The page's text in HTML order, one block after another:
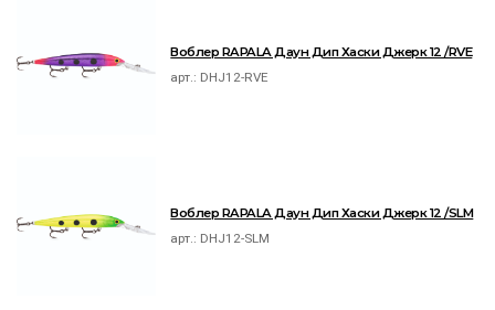
Воблер RAPALA Даун Дип Хаски Джерк 12 /RVE
арт.: DHJ12-RVE
Воблер RAPALA Даун Дип Хаски Джерк 12 /SLM
арт.: DHJ12-SLM